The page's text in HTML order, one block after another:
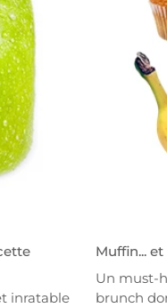
inratable
Muffin...
Un must-
brunch